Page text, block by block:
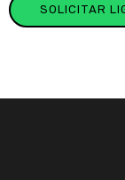
SOLICITAR